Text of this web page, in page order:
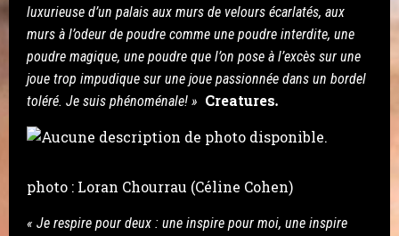
luxurieuse d’un palais aux murs de velours écarlatés, aux
murs à l’odeur de poudre comme une poudre interdite, une
poudre magique, une poudre que l’on pose à l’excès sur une
joue trop impudique sur une joue passionnée dans un bordel
toléré. Je suis phénoménale! » Creatures.
photo : Loran Chourrau (Céline Cohen)
« Je respire pour deux : une inspire pour moi, une inspire